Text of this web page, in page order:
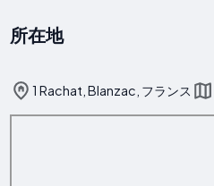
所在地
1 Rachat, Blanzac, フランス